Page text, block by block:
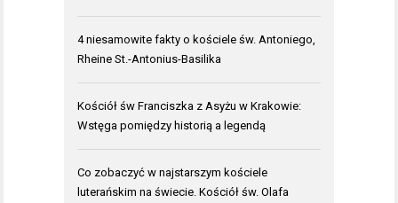
4 niesamowite fakty o kościele św. Antoniego,
Rheine St.-Antonius-Basilika
Kościół św Franciszka z Asyżu w Krakowie:
Wstęga pomiędzy historią a legendą
Co zobaczyć w najstarszym kościele
luterańskim na świecie. Kościół św. Olafa